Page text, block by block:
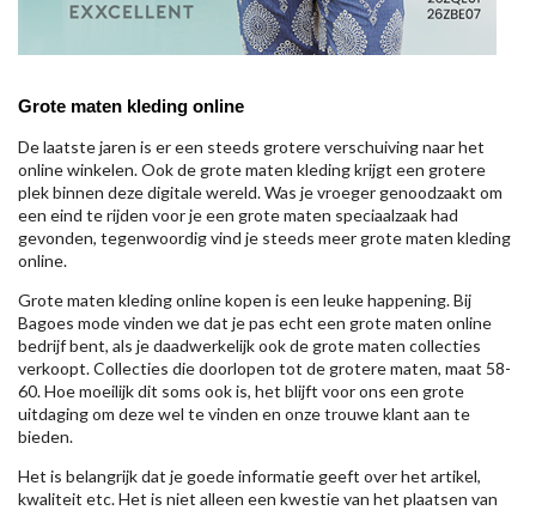
Grote maten kleding online
De laatste jaren is er een steeds grotere verschuiving naar het
online winkelen. Ook de grote maten kleding krijgt een grotere
plek binnen deze digitale wereld. Was je vroeger genoodzaakt om
een eind te rijden voor je een grote maten speciaalzaak had
gevonden, tegenwoordig vind je steeds meer grote maten kleding
online.
Grote maten kleding online kopen is een leuke happening. Bij
Bagoes mode vinden we dat je pas echt een grote maten online
bedrijf bent, als je daadwerkelijk ook de grote maten collecties
verkoopt. Collecties die doorlopen tot de grotere maten, maat 58-
60. Hoe moeilijk dit soms ook is, het blijft voor ons een grote
uitdaging om deze wel te vinden en onze trouwe klant aan te
bieden.
Het is belangrijk dat je goede informatie geeft over het artikel,
kwaliteit etc. Het is niet alleen een kwestie van het plaatsen van